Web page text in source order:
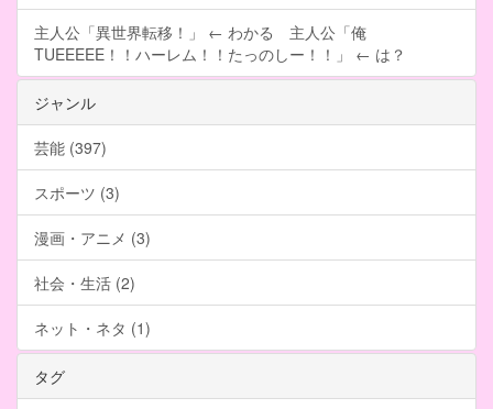
主人公「異世界転移！」 ← わかる 主人公「俺
TUEEEEE！！ハーレム！！たっのしー！！」 ← は？
ジャンル
芸能 (397)
スポーツ (3)
漫画・アニメ (3)
社会・生活 (2)
ネット・ネタ (1)
タグ